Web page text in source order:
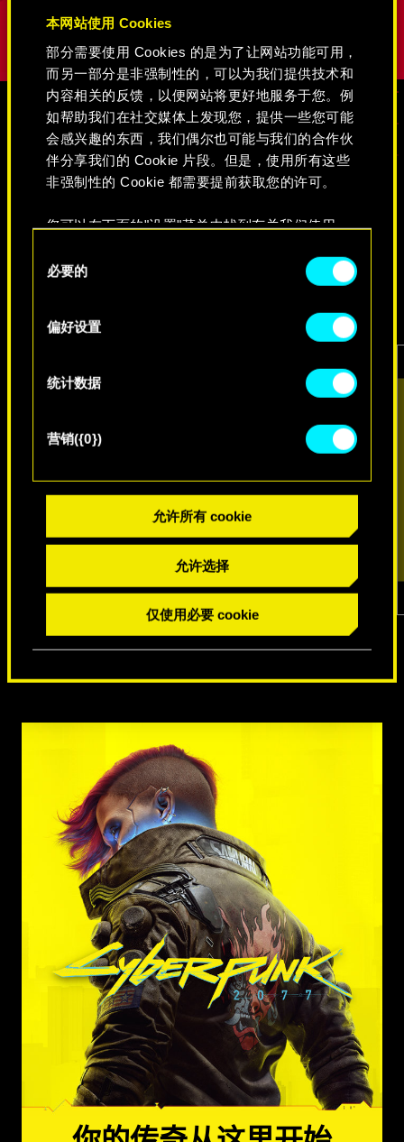
本网站使用 Cookies
部分需要使用 Cookies 的是为了让网站功能可用，
而另一部分是非强制性的，可以为我们提供技术和
内容相关的反馈，以便网站将更好地服务于您。例
如帮助我们在社交媒体上发现您，提供一些您可能
会感兴趣的东西，我们偶尔也可能与我们的合作伙
伴分享我们的 Cookie 片段。但是，使用所有这些
非强制性的 Cookie 都需要提前获取您的许可。
您可以在下面的"设置"菜单中找到有关我们使用
好。一旦您了解了其中的内容并准备好继续，请点
必要的
偏好设置
统计数据
营销({0})
允许所有 cookie
允许选择
仅使用必要 cookie
媒体
《赛博朋克2077》
原画集
1/7